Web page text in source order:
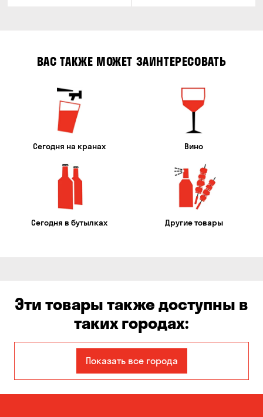
ВАС ТАКЖЕ МОЖЕТ ЗАИНТЕРЕСОВАТЬ
Сегодня на кранах Вино
Сегодня в бутылках Другие товары
Эти товары также доступны в
таких городах:
Авангард
Бабурка Балабино
Показать все города